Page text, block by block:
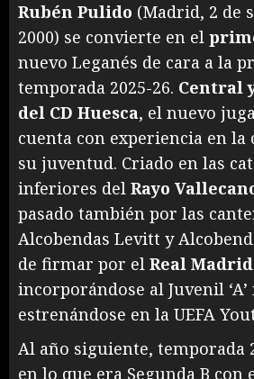
Rubén Pulido (Madrid, 2 de
2000) se convierte en el
nuevo Leganés de cara a la
temporada 2025-26. Central
del CD Huesca, el nuevo
cuenta con experiencia en la
su juventud. Criado en las
inferiores del Rayo
pasado también por las
Alcobendas Levitt y
de firmar por el Real Madrid
incorporándose al Juvenil
estrenándose en la UEFA
Al año siguiente, temporada
en lo que era Segunda B con